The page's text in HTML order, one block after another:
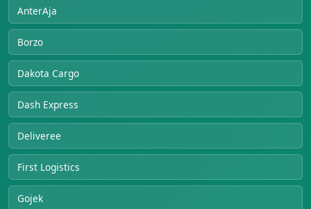
AnterAja
Borzo
Dakota Cargo
Dash Express
Deliveree
First Logistics
Gojek